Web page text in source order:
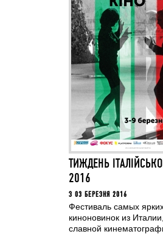
ТИЖДЕНЬ
2016
З 03 БЕРЕЗНЯ 2016
Фестиваль самых
киноновинок из
славной